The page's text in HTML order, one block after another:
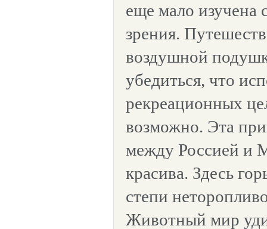
еще мало изучена
зрения.
воздушной
убедиться, что
рекреационных
возможно. Эта
между Россией и
красива. Здесь
степи
Животный мир